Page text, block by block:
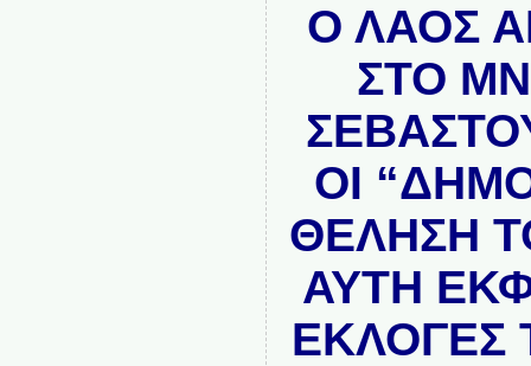
Ο ΛΑΟΣ
ΣΤΟ
ΟΙ
ΘΕΛΗΣΗ
ΑΥΤΗ
ΕΚΛΟΓΕΣ